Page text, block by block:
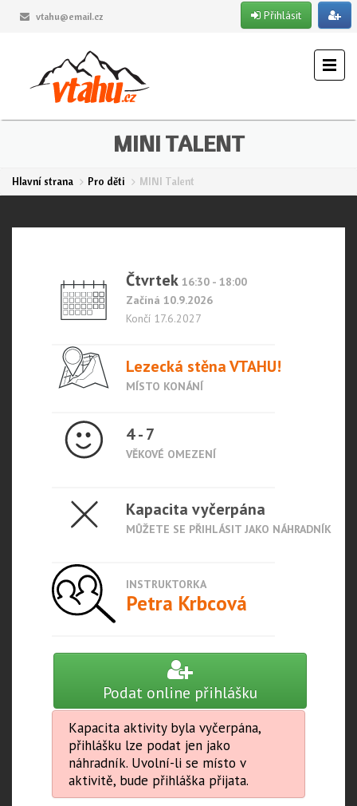
vtahu@email.cz Přihlásit
MINI TALENT
Hlavní strana Pro děti MINI Talent
Čtvrtek 16:30 - 18:00
Začíná 10.9.2026
Končí 17.6.2027
Lezecká stěna VTAHU!
MÍSTO KONÁNÍ
4 - 7
VĚKOVÉ OMEZENÍ
Kapacita vyčerpána
MŮŽETE SE PŘIHLÁSIT JAKO NÁHRADNÍK
INSTRUKTORKA
Petra Krbcová
Podat online přihlášku
Kapacita aktivity byla vyčerpána,
přihlášku lze podat jen jako
náhradník. Uvolní-li se místo v
aktivitě, bude přihláška přijata.